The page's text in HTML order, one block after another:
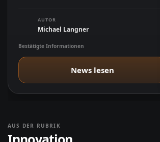
AUTOR
Michael Langner
Bestätigte Informationen
News lesen
AUS DER RUBRIK